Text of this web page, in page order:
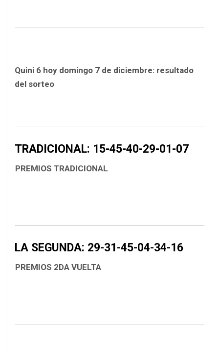
Quini 6 hoy domingo 7 de diciembre: resultado
del sorteo
TRADICIONAL: 15-45-40-29-01-07
PREMIOS TRADICIONAL
LA SEGUNDA: 29-31-45-04-34-16
PREMIOS 2DA VUELTA